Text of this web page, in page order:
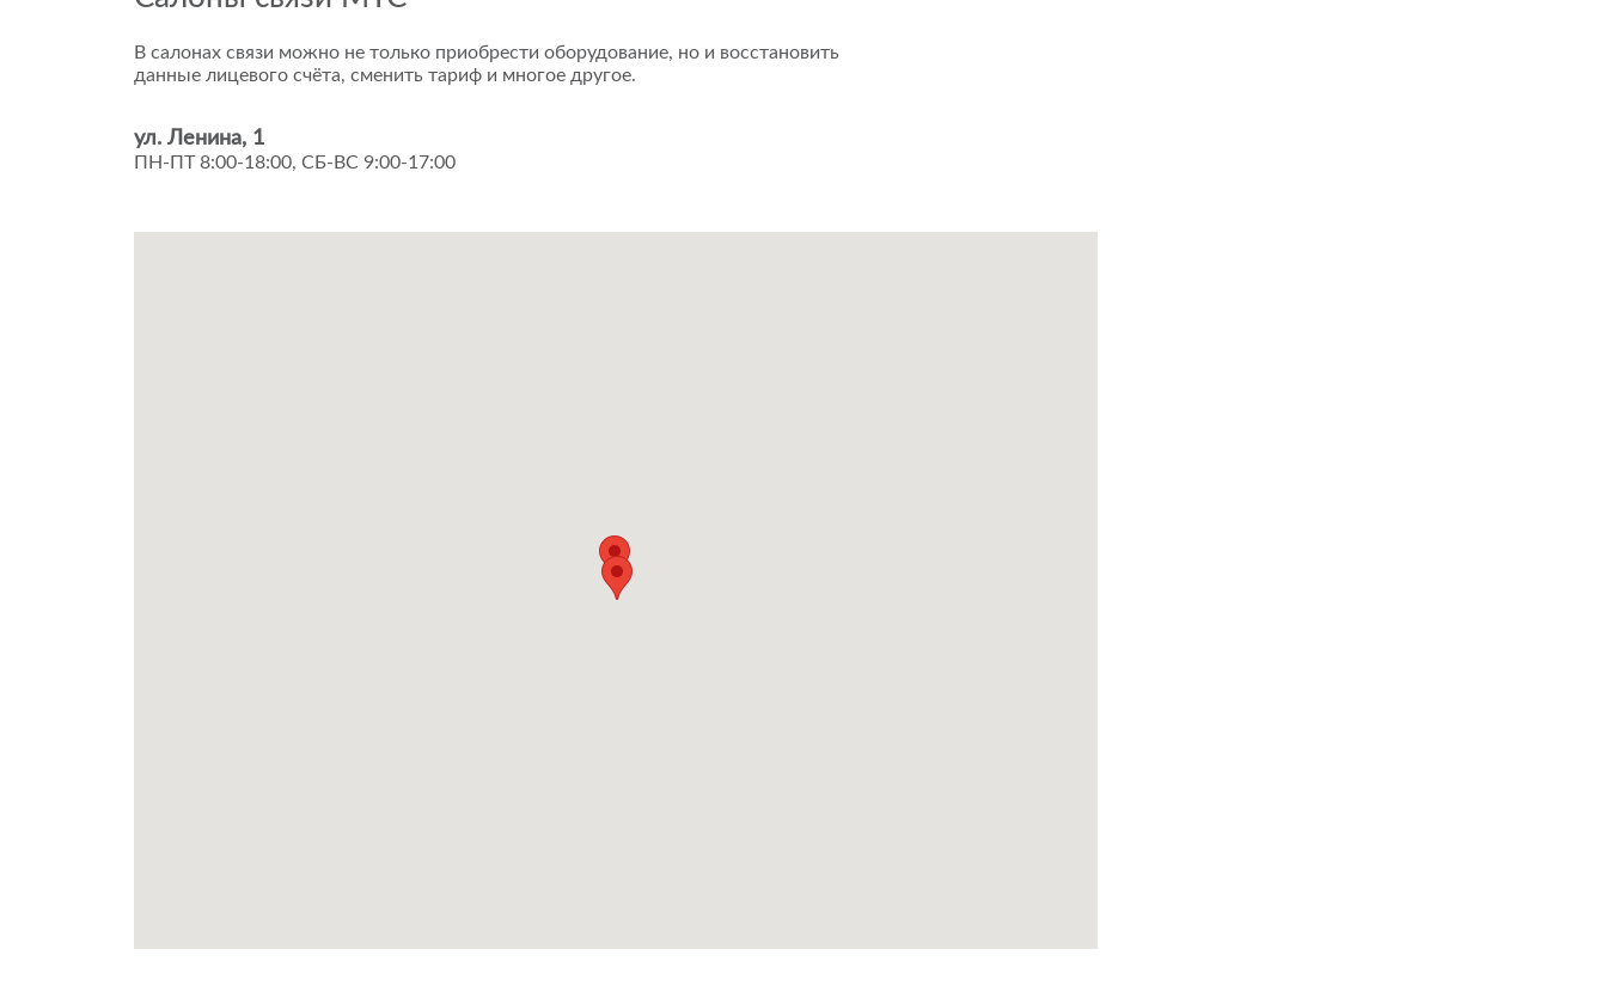
В салонах связи можно не только приобрести оборудование, но и восстановить
данные лицевого счёта, сменить тариф и многое другое.
ул. Ленина, 1
ПН-ПТ 8:00-18:00, СБ-ВС 9:00-17:00